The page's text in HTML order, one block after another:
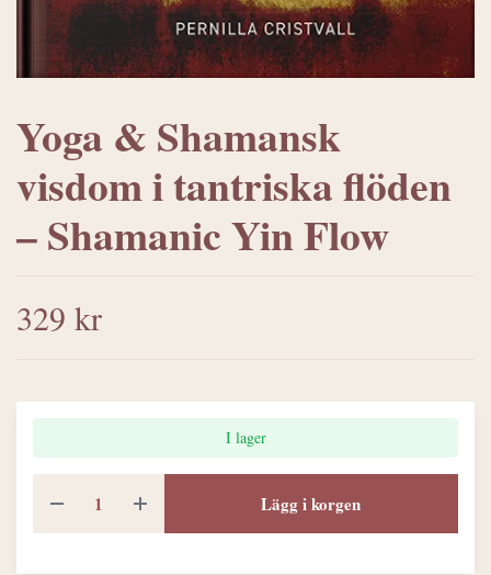
Yoga & Shamansk
visdom i tantriska flöden
– Shamanic Yin Flow
329 kr
I lager
Lägg i korgen